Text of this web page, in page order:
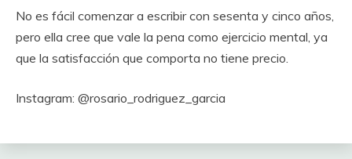
No es fácil comenzar a escribir con sesenta y cinco años,
pero ella cree que vale la pena como ejercicio mental, ya
que la satisfacción que comporta no tiene precio.
Instagram: @rosario_rodriguez_garcia